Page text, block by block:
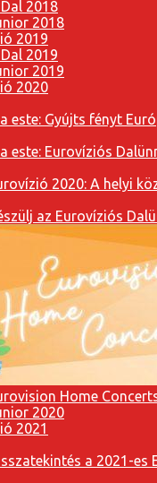
2018
2018
2019
2019
2019
2020
este: Gyújts fényt
este: Eurovíziós
2020: A helyi
az Eurovíziós
Home
2020
2021
a 2021-es